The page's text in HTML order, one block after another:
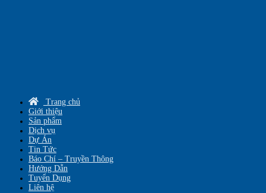
Trang chủ
Giới thiệu
Sản phẩm
Dịch vụ
Dự Án
Tin Tức
Báo Chí – Truyền Thông
Hướng Dẫn
Tuyển Dụng
Liên hệ